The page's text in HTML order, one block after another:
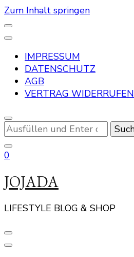
Zum Inhalt springen
IMPRESSUM
DATENSCHUTZ
AGB
VERTRAG WIDERRUFEN
Suchst
du
nach
0
JOJADA
LIFESTYLE BLOG & SHOP